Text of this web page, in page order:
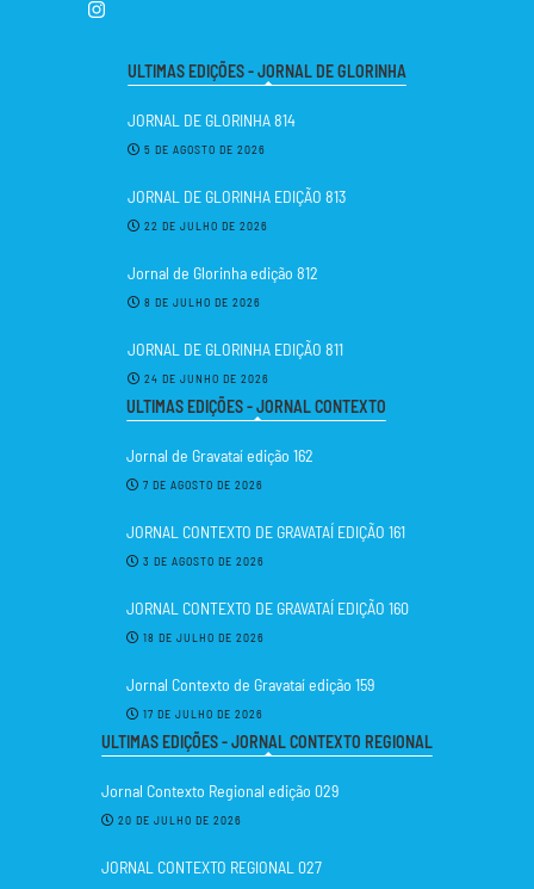
ULTIMAS EDIÇÕES - JORNAL DE GLORINHA
JORNAL DE GLORINHA 814
5 DE AGOSTO DE 2026
JORNAL DE GLORINHA EDIÇÃO 813
22 DE JULHO DE 2026
Jornal de Glorinha edição 812
8 DE JULHO DE 2026
JORNAL DE GLORINHA EDIÇÃO 811
24 DE JUNHO DE 2026
ULTIMAS EDIÇÕES - JORNAL CONTEXTO
Jornal de Gravataí edição 162
7 DE AGOSTO DE 2026
JORNAL CONTEXTO DE GRAVATAÍ EDIÇÃO 161
3 DE AGOSTO DE 2026
JORNAL CONTEXTO DE GRAVATAÍ EDIÇÃO 160
18 DE JULHO DE 2026
Jornal Contexto de Gravataí edição 159
17 DE JULHO DE 2026
ULTIMAS EDIÇÕES - JORNAL CONTEXTO REGIONAL
Jornal Contexto Regional edição 029
20 DE JULHO DE 2026
JORNAL CONTEXTO REGIONAL 027